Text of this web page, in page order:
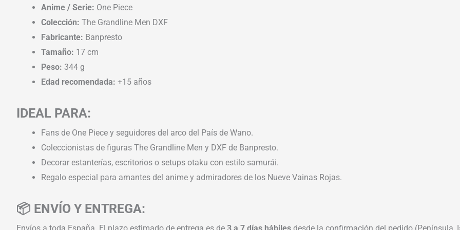
Anime / Serie: One Piece
Colección: The Grandline Men DXF
Fabricante: Banpresto
Tamaño: 17 cm
Peso: 344 g
Edad recomendada: +15 años
IDEAL PARA:
Fans de One Piece y seguidores del arco del País de Wano.
Coleccionistas de figuras The Grandline Men y DXF de Banpresto.
Decorar estanterías, escritorios o setups otaku con estilo samurái.
Regalo especial para amantes del anime y admiradores de los Nueve Vainas Rojas.
📦 ENVÍO Y ENTREGA: